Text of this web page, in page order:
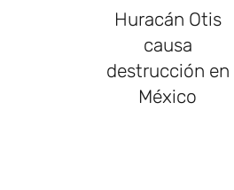
Huracán Otis
causa
destrucción en
México